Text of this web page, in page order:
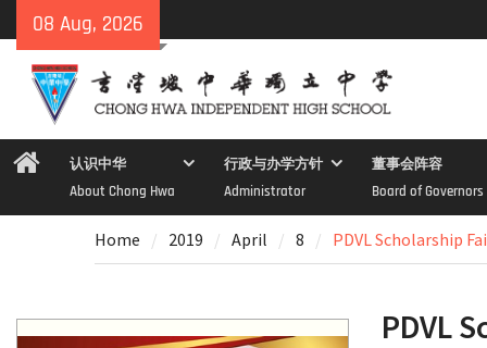
to
content
08 Aug, 2026
Home认识中华
About Chong Hwa
行政与办学方针
Administrator
董事会阵容
Board of Governors
Home 2019 April 8 PDVL Scholarship
PDVL